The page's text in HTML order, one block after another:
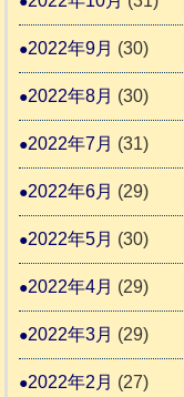
2022年9月 (30)
2022年8月 (30)
2022年7月 (31)
2022年6月 (29)
2022年5月 (30)
2022年4月 (29)
2022年3月 (29)
2022年2月 (27)